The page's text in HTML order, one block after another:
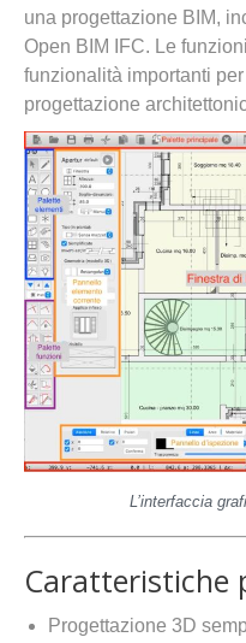
una progettazione BIM,
Open BIM IFC. Le
funzionalità importanti
progettazione
L’interfaccia
Caratteristiche
Progettazione 3D